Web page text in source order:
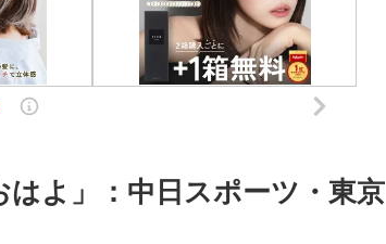
はよ」：中日スポーツ・東京